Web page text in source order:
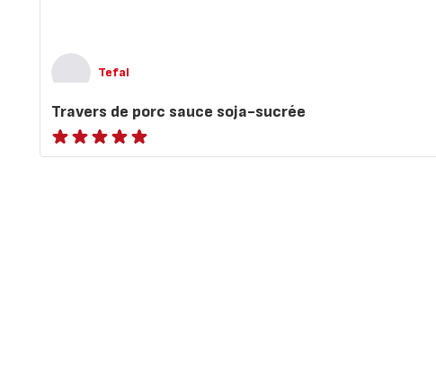
Tefal
Travers de porc sauce soja-sucrée
ratings.NaN